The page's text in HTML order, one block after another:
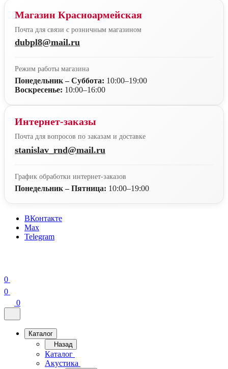
Магазин Красноармейская
Почта для связи с розничным магазином
dubpl8@mail.ru
Режим работы магазина
Понедельник – Суббота: 10:00–19:00
Воскресенье: 10:00–16:00
Интернет-заказы
Почта для вопросов по заказам и доставке
stanislav_rnd@mail.ru
График обработки интернет-заказов
Понедельник – Пятница: 10:00–19:00
ВКонтакте
Max
Telegram
0
0
0
Каталог
Назад
Каталог
Акустика